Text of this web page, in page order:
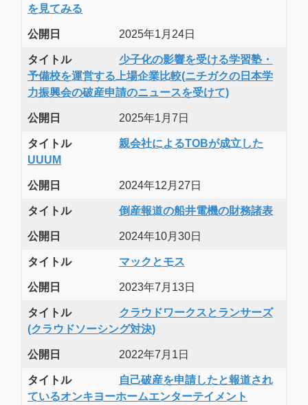
を見てみる
公開日 2025年1月24日
タイトル
少子化の影響を受ける学習塾・
予備校を運営する上場企業比較(ニチガクの日本学
力振興会の破産申請のニュースを受けて)
公開日 2025年1月7日
タイトル
親会社によるTOBが成立した
UUUM
公開日 2024年12月27日
タイトル 倒産報道の船井電機の財務諸表
公開日 2024年10月30日
タイトル マックとモス
公開日 2023年7月13日
タイトル
クラウドワークスとランサーズ
(クラウドソーシング対決)
公開日 2022年7月1日
タイトル
自己破産を申請したと報道され
ているオンキヨーホームエンターテイメント